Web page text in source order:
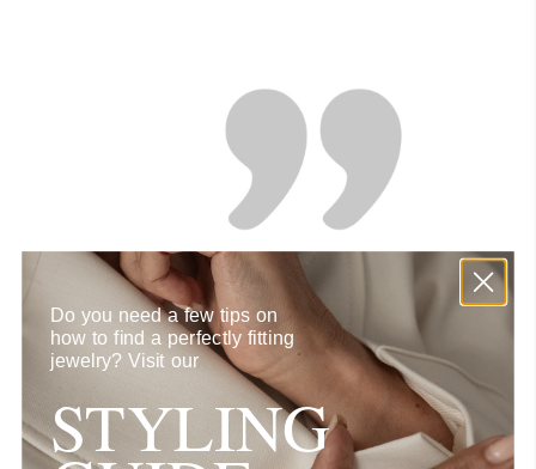
Do you need a few tips on
how to find a perfectly fitting
jewelry? Visit our
STYLING